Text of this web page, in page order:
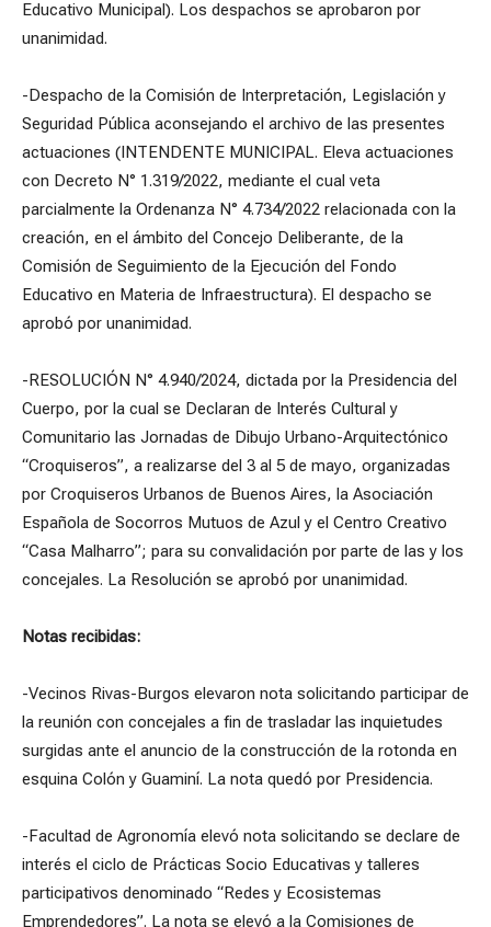
Educativo Municipal). Los despachos se aprobaron por
unanimidad.
-Despacho de la Comisión de Interpretación, Legislación y
Seguridad Pública aconsejando el archivo de las presentes
actuaciones (INTENDENTE MUNICIPAL. Eleva actuaciones
con Decreto N° 1.319/2022, mediante el cual veta
parcialmente la Ordenanza N° 4.734/2022 relacionada con la
creación, en el ámbito del Concejo Deliberante, de la
Comisión de Seguimiento de la Ejecución del Fondo
Educativo en Materia de Infraestructura). El despacho se
aprobó por unanimidad.
-RESOLUCIÓN N° 4.940/2024, dictada por la Presidencia del
Cuerpo, por la cual se Declaran de Interés Cultural y
Comunitario las Jornadas de Dibujo Urbano-Arquitectónico
“Croquiseros”, a realizarse del 3 al 5 de mayo, organizadas
por Croquiseros Urbanos de Buenos Aires, la Asociación
Española de Socorros Mutuos de Azul y el Centro Creativo
“Casa Malharro”; para su convalidación por parte de las y los
concejales. La Resolución se aprobó por unanimidad.
Notas recibidas:
-Vecinos Rivas-Burgos elevaron nota solicitando participar de
la reunión con concejales a fin de trasladar las inquietudes
surgidas ante el anuncio de la construcción de la rotonda en
esquina Colón y Guaminí. La nota quedó por Presidencia.
-Facultad de Agronomía elevó nota solicitando se declare de
interés el ciclo de Prácticas Socio Educativas y talleres
participativos denominado “Redes y Ecosistemas
Emprendedores”. La nota se elevó a la Comisiones de